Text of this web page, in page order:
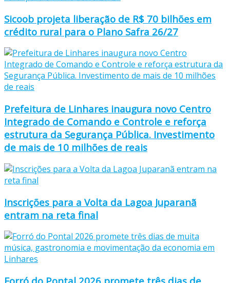
Sicoob projeta liberação de R$ 70 bilhões em
crédito rural para o Plano Safra 26/27
Prefeitura de Linhares inaugura novo Centro
Integrado de Comando e Controle e reforça
estrutura da Segurança Pública. Investimento
de mais de 10 milhões de reais
Inscrições para a Volta da Lagoa Juparanã
entram na reta final